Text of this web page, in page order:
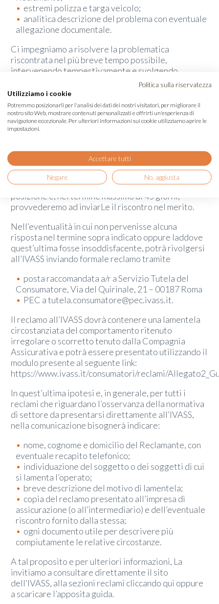
estremi polizza e targa veicolo;
analitica descrizione del problema con eventuale
allegazione documentale.
Ci impegniamo a risolvere la problematica
riscontrata nel più breve tempo possibile,
intervenendo tempestivamente e svolgendo
accurate indagini (che potranno prevedere
l’interpello dei soggetti coinvolti) al fine di fornirLe
una risposta completa e motivata.
Nel corso dell’istruttoria, rimaniamo a disposizione
per ogni ulteriore Sua richiesta e potrà sempre
contattandoci ai recapiti sopra indicati.
Entro 10 giorni dal ricevimento del reclamo, Le
confermeremo l’avvenuta presa in carico della Sua
posizione e, nel termine massimo di 45 giorni,
provvederemo ad inviarLe il riscontro nel merito.
Nell’eventualità in cui non pervenisse alcuna
risposta nel termine sopra indicato oppure laddove
quest’ultima fosse insoddisfacente, potrà rivolgersi
all’IVASS inviando formale reclamo tramite
posta raccomandata a/r a Servizio Tutela del
Consumatore, Via del Quirinale, 21 – 00187 Roma
PEC a tutela.consumatore@pec.ivass.it.
Il reclamo all’IVASS dovrà contenere una lamentela
circostanziata del comportamento ritenuto
irregolare o scorretto tenuto dalla Compagnia
Assicurativa e potrà essere presentato utilizzando il
modulo presente al seguente link:
https://www.ivass.it/consumatori/reclami/
In quest’ultima ipotesi e, in generale, per tutti i
reclami che riguardano l’osservanza della normativa
di settore da presentarsi direttamente all’IVASS,
nella comunicazione bisognerà indicare:
nome, cognome e domicilio del Reclamante, con
eventuale recapito telefonico;
individuazione del soggetto o dei soggetti di cui
si lamenta l’operato;
breve descrizione del motivo di lamentela;
copia del reclamo presentato all’impresa di
assicurazione (o all’intermediario) e dell’eventuale
riscontro fornito dalla stessa;
ogni documento utile per descrivere più
compiutamente le relative circostanze.
A tal proposito e per ulteriori informazioni, La
invitiamo a consultare direttamente il sito
dell’IVASS, alla sezioni reclami cliccando qui oppure
a scaricare l’apposita guida.
Politica sulla riservatezza
Utilizziamo i cookie
Potremmo posizionarli per l'analisi dei dati dei nostri visitatori, per migliorare il
nostro sito Web, mostrare contenuti personalizzati e offrirti un'esperienza di
navigazione eccezionale. Per ulteriori informazioni sui cookie utilizziamo aprire le
impostazioni.
Accettare tutti
Negare No, aggiusta